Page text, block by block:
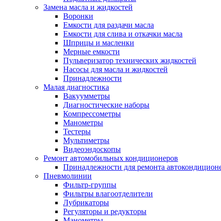
Замена масла и жидкостей
Воронки
Емкости для раздачи масла
Емкости для слива и откачки масла
Шприцы и масленки
Мерные емкости
Пульверизатор технических жидкостей
Насосы для масла и жидкостей
Принадлежности
Малая диагностика
Вакуумметры
Диагностические наборы
Компрессометры
Манометры
Тестеры
Мультиметры
Видеоэндоскопы
Ремонт автомобильных кондиционеров
Принадлежности для ремонта
Пневмолинии
Фильтр-группы
Фильтры влагоотделители
Лубрикаторы
Регуляторы и редукторы